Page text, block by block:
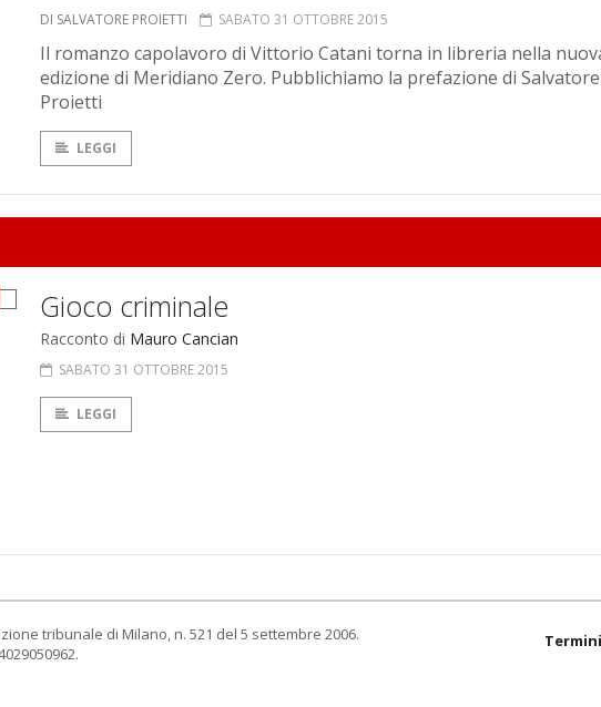
DI SALVATORE PROIETTI SABATO 31 OTTOBRE 2015
Il romanzo capolavoro di Vittorio Catani torna in libreria nella
edizione di Meridiano Zero. Pubblichiamo la prefazione di Salvatore
Proietti
LEGGI
Gioco criminale
Racconto di Mauro Cancian
SABATO 31 OTTOBRE 2015
LEGGI
tribunale di Milano, n. 521 del 5 settembre 2006.